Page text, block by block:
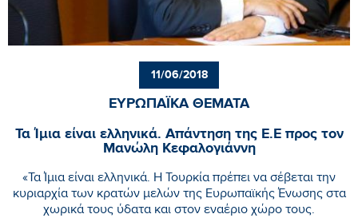
11/06/2018
ΕΥΡΩΠΑΪΚΑ ΘΕΜΑΤΑ
Τα Ίμια είναι ελληνικά. Απάντηση της Ε.Ε προς τον
Μανώλη Κεφαλογιάννη
«Τα Ίμια είναι ελληνικά. Η Τουρκία πρέπει να σέβεται την
κυριαρχία των κρατών μελών της Ευρωπαϊκής Ένωσης στα
χωρικά τους ύδατα και στον εναέριο χώρο τους.